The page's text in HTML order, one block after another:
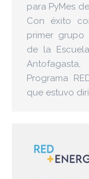
para PyMes
Con éxito
primer grupo
de la
Programa
que estuvo